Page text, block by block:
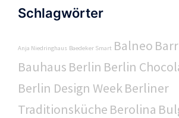
Schlagwörter
Anja Niedringhaus Baedeker Smart Balneo
Bauhaus Berlin Berlin
Berlin Design WeekBerliner
Traditionsküche Berolina